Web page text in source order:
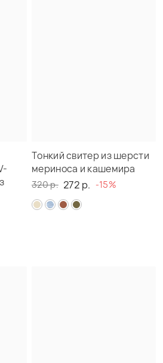
Тонкий свитер из шерсти
мериноса и кашемира
320 р. 272 р. -15%